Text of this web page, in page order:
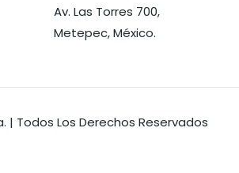
Av. Las Torres 700,
Metepec, México.
| Todos Los Derechos Reservados